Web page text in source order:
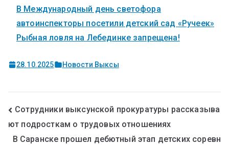
В Международный день светофора
автоинспекторы посетили детский сад «Ручеек»
Рыбная ловля на Лебединке запрещена!
28.10.2025 Новости Выксы
Сотрудники выксунской прокуратуры рассказыва
ют подросткам о трудовых отношениях
В Саранске прошел дебютный этап детских соревн